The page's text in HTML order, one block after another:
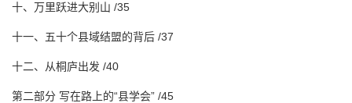
十、万里跃进大别山 /35
十一、五十个县域结盟的背后 /37
十二、从桐庐出发 /40
第二部分 写在路上的“县学会” /45